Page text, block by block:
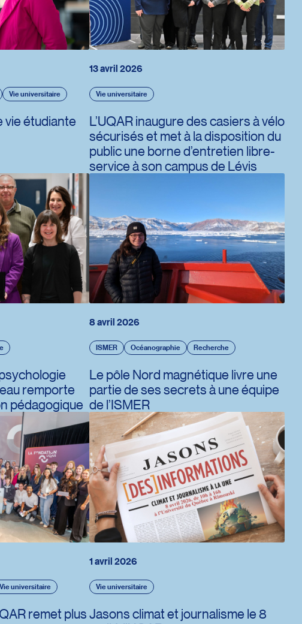
Vie universitaire
vie étudiante
13 avril 2026
Vie universitaire
L’UQAR inaugure des casiers à vélo
sécurisés et met à la disposition du
public une borne d’entretien libre-
service à son campus de Lévis
remporte
pédagogique
8 avril 2026
ISMER Océanographie Recherche
Le pôle Nord magnétique livre une
partie de ses secrets à une équipe
de l’ISMER
Vie universitaire
remet plus
1 avril 2026
Vie universitaire
Jasons climat et journalisme le 8